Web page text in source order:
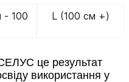
це результат
використання у
- 100
L (100 см +)